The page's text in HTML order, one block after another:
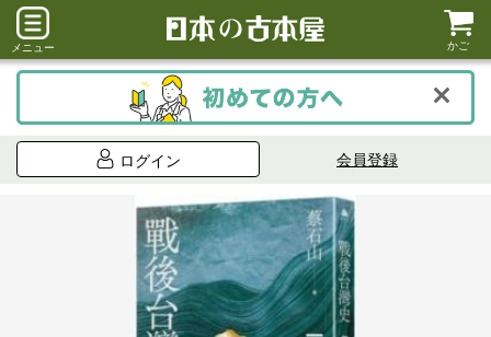
メニュー かご
ログイン 会員登録